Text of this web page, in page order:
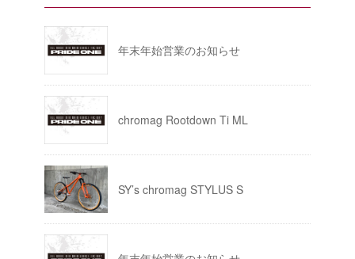
年末年始営業のお知らせ
chromag Rootdown Ti ML
SY’s chromag STYLUS S